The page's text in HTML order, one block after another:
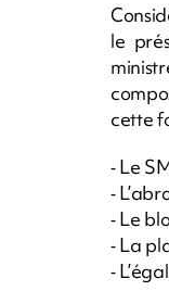
le
cette
⁃ Le
⁃
⁃ Le
⁃ La
⁃